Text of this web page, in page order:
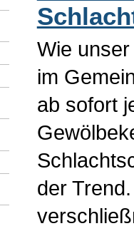
Wie
im
ab sofort
der